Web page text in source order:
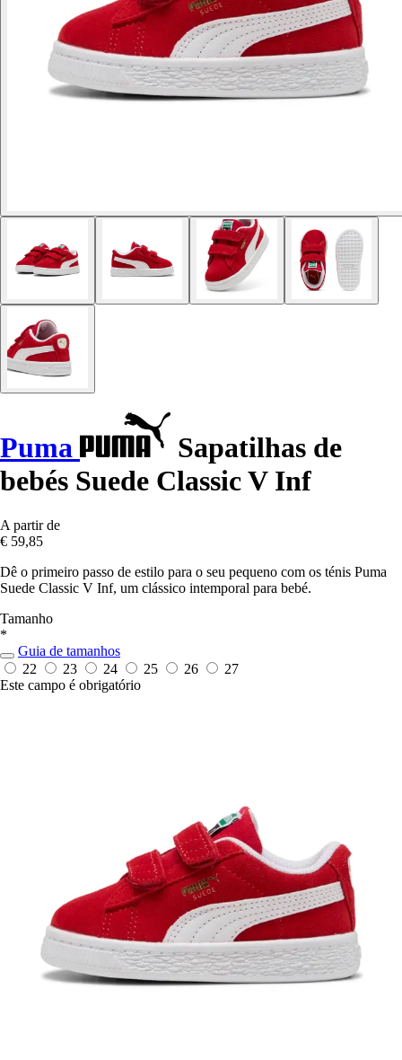
Puma
Sapatilhas de
bebés Suede Classic V Inf
A partir de
€ 59,85
Dê o primeiro passo de estilo para o seu pequeno com os ténis Puma
Suede Classic V Inf, um clássico intemporal para bebé.
Tamanho
*
Guia de tamanhos
22
23 24 25 26
27
Este campo é obrigatório